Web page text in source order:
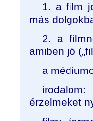
1. a film
más
2. a
amiben jó
a
érzelmeket